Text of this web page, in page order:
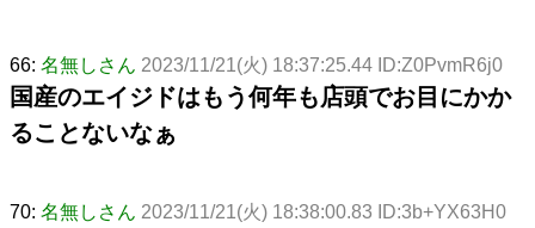
66: 名無しさん 2023/11/21(火) 18:37:25.44 ID:Z0PvmR6j0
国産のエイジドはもう何年も店頭でお目にかか
ることないなぁ
70: 名無しさん 2023/11/21(火) 18:38:00.83 ID:3b+YX63H0